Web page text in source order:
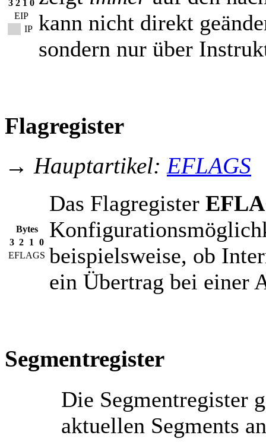
3 2 1 0
EIP
IP kann nicht direkt
sondern nur über
Flagregister
→ Hauptartikel: EFLAGS
Bytes
3 2 1
0
EFLAGS
Das Flagregister
beispielsweise, ob
ein Übertrag bei einer
Segmentregister
Die Segmentregister
aktuellen Segments